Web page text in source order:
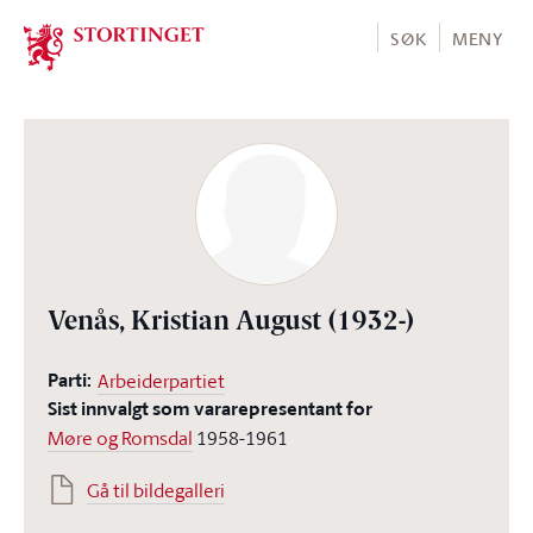
Stortinget.no
SØK MENY
Venås, Kristian August (1932-)
Parti: Arbeiderpartiet
Sist innvalgt som vararepresentant for
Møre og Romsdal 1958-1961
Gå til bildegalleri